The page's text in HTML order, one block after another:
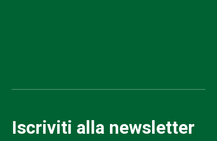
Iscriviti alla newsletter